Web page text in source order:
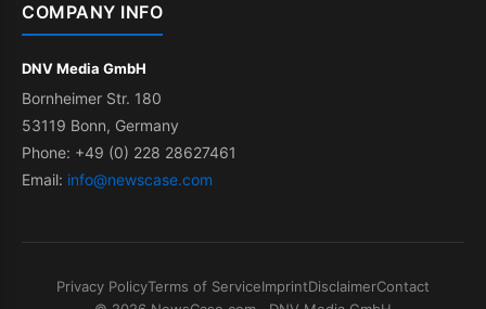
COMPANY INFO
DNV Media GmbH
Bornheimer Str. 180
53119 Bonn, Germany
Phone: +49 (0) 228 28627461
Email: info@newscase.com
Privacy PolicyTerms of ServiceImprintDisclaimerContact